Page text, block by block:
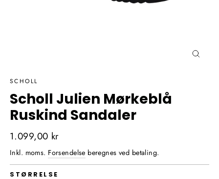
SCHOLL
Scholl Julien Mørkeblå
Ruskind Sandaler
Normalpris
1.099,00 kr
Inkl. moms. Forsendelse beregnes ved betaling.
STØRRELSE